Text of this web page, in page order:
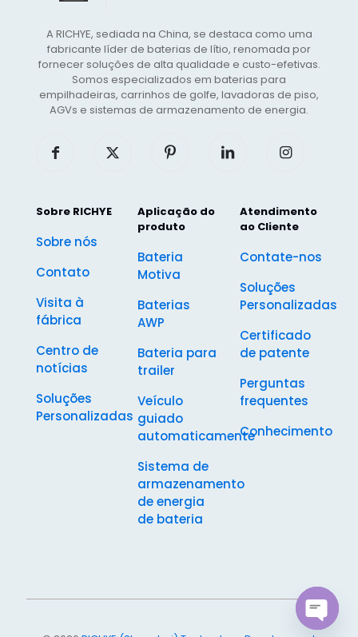
A RICHYE, sediada na China, se destaca como uma
fabricante líder de baterias de lítio, renomada por
fornecer soluções de alta qualidade e custo-efetivas.
Somos especializados em baterias para
empilhadeiras, carrinhos de golfe, lavadoras de piso,
AGVs e sistemas de armazenamento de energia.
Sobre RICHYE
Sobre nós
Contato
Visita à
fábrica
Centro de
notícias
Soluções
Personalizadas
Aplicação do
produto
Bateria
Motiva
Baterias
AWP
Bateria para
trailer
Veículo
guiado
automaticamente
Sistema de
armazenamento
de energia
de bateria
Atendimento
ao Cliente
Contate-nos
Soluções
Personalizadas
Certificado
de patente
Perguntas
frequentes
Conhecimento